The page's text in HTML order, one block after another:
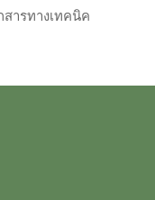
ารทางเทคนิค